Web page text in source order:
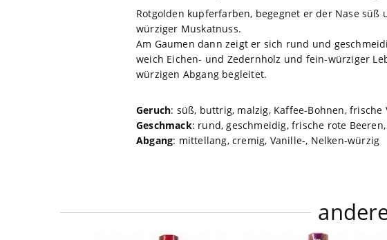
Rotgolden kupferfarben, begegnet er der Nase
würziger Muskatnuss.
Am Gaumen dann zeigt er sich rund und
weich Eichen- und Zedernholz und fein-würziger
würzigen Abgang begleitet.
Geruch: süß, buttrig, malzig, Kaffee-Bohnen,
Geschmack: rund, geschmeidig, frische rote
Abgang: mittellang, cremig, Vanille-, Nelken-würzig